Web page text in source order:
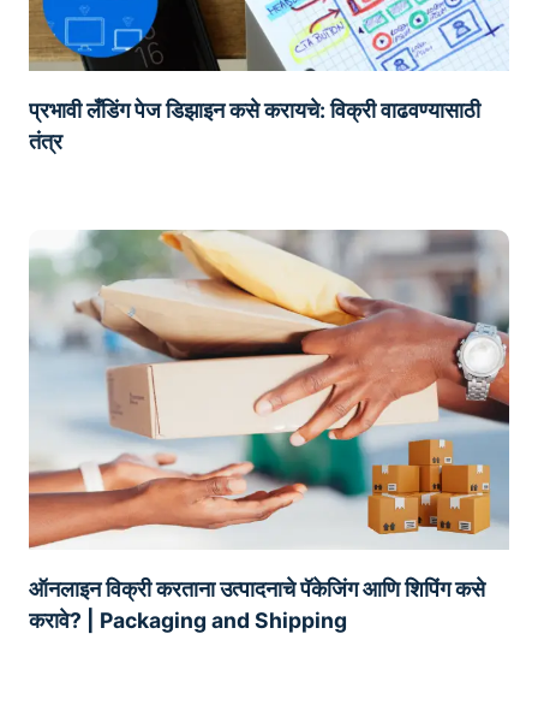
प्रभावी लँडिंग पेज डिझाइन कसे करायचे: विक्री वाढवण्यासाठी
तंत्र
ऑनलाइन विक्री करताना उत्पादनाचे पॅकेजिंग आणि शिपिंग कसे
करावे? | Packaging and Shipping